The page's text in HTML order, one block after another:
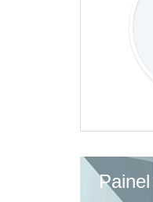
Painel